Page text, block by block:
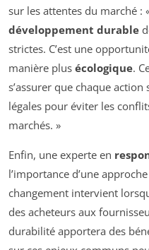
sur les attentes du marché :
développement durable
strictes. C’est une
manière plus écologique.
s’assurer que chaque
légales pour éviter les
marchés. »
Enfin, une experte en
l’importance d’une
changement intervient
des acheteurs aux
durabilité apportera des